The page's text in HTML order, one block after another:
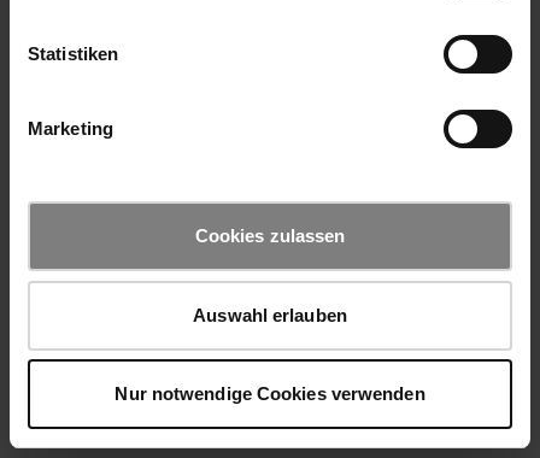
Statistiken
Marketing
Cookies zulassen
Auswahl erlauben
Nur notwendige Cookies verwenden